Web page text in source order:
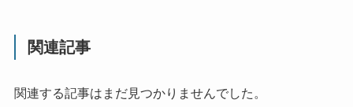
関連記事
関連する記事はまだ見つかりませんでした。